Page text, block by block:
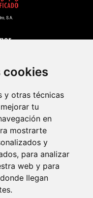
cookies
y otras técnicas
tu
en
mostrarte
y
para analizar
web y para
llegan
Norte C.P. 08810
555 740 4476, 555 740
DEL CENTRO, S.A.
productos e imagenes